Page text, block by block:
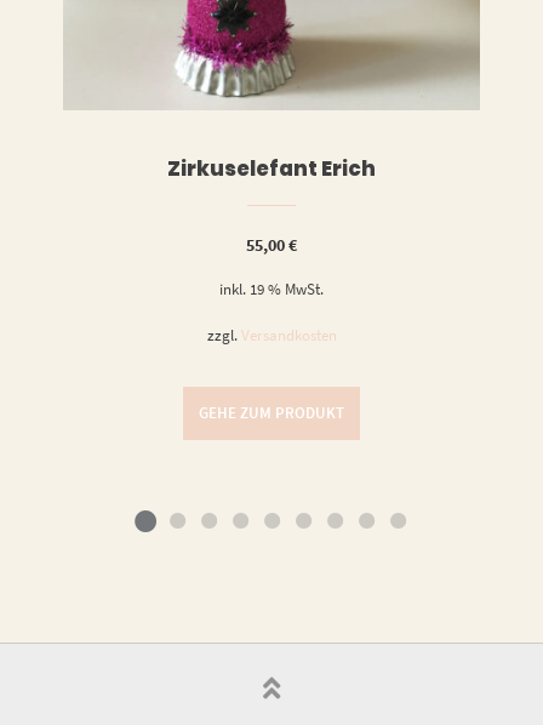
Zirkuselefant Erich
55,00€
inkl. 19 % MwSt.
zzgl. Versandkosten
GEHE ZUM PRODUKT